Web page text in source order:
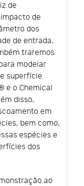
de
de
dos
de entrada,
traremos
modelar
superfície
e o Chemical
disso,
em
bem como,
espécies e
dos
ao